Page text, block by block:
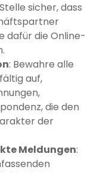
sicher, dass
dafür die Online-
: Bewahre alle
auf,
die den
der
Meldungen: